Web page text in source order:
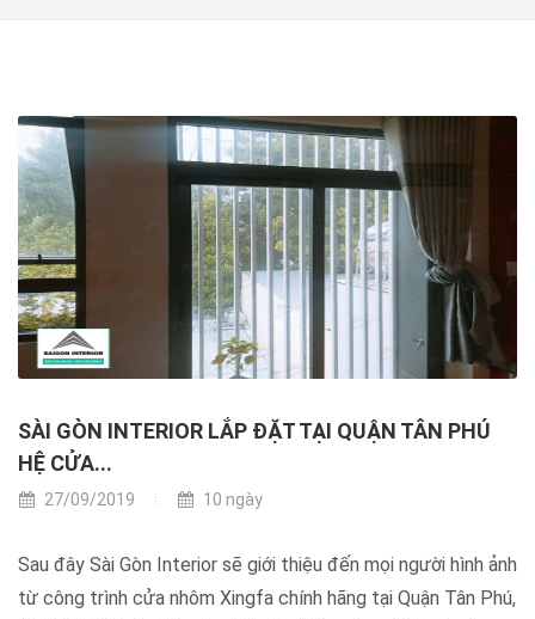
SÀI GÒN INTERIOR LẮP ĐẶT TẠI QUẬN TÂN PHÚ
HỆ CỬA...
27/09/2019 10 ngày
Sau đây Sài Gòn Interior sẽ giới thiệu đến mọi người hình ảnh
từ công trình cửa nhôm Xingfa chính hãng tại Quận Tân Phú,